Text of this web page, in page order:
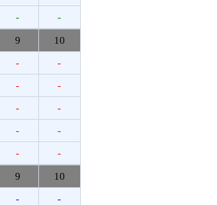
- -
9 10
- -
- -
- -
- -
- -
9 10
- -